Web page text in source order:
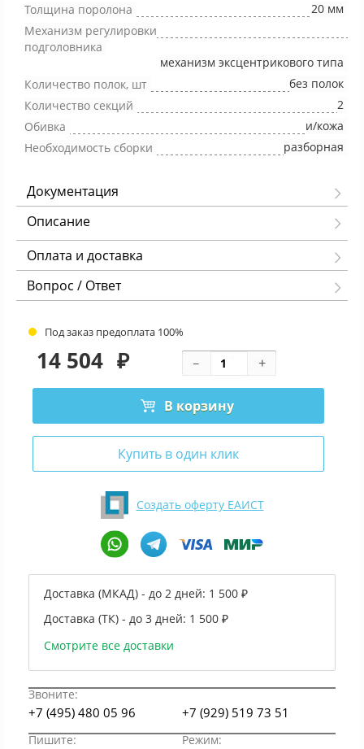
Толщина поролона
20 мм
Механизм регулировки
подголовника
механизм эксцентрикового типа
Количество полок, шт
без полок
Количество секций
2
Обивка
и/кожа
Необходимость сборки
разборная
Документация
Описание
Оплата и доставка
Вопрос / Ответ
Под заказ предоплата 100%
14 504 ₽
В корзину
Купить в один клик
Создать оферту ЕАИСТ
Доставка (МКАД) - до 2 дней: 1 500 ₽
Доставка (ТК) - до 3 дней: 1 500 ₽
Смотрите все доставки
Звоните:
+7 (495) 480 05 96 +7 (929) 519 73 51
Пишите: Режим: